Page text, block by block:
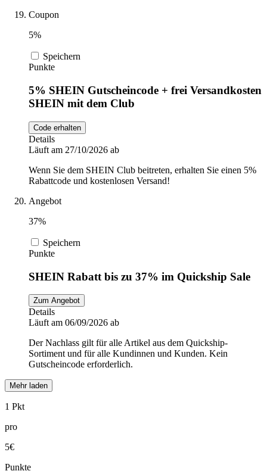
Coupon
5%
Speichern
Punkte
5% SHEIN Gutscheincode + frei Versandkosten
SHEIN mit dem Club
Code erhalten
Details
Läuft am 27/10/2026 ab
Wenn Sie dem SHEIN Club beitreten, erhalten Sie einen 5%
Rabattcode und kostenlosen Versand!
Angebot
37%
Speichern
Punkte
SHEIN Rabatt bis zu 37% im Quickship Sale
Zum Angebot
Details
Läuft am 06/09/2026 ab
Der Nachlass gilt für alle Artikel aus dem Quickship-
Sortiment und für alle Kundinnen und Kunden. Kein
Gutscheincode erforderlich.
Mehr laden
1 Pkt
pro
5€
Punkte